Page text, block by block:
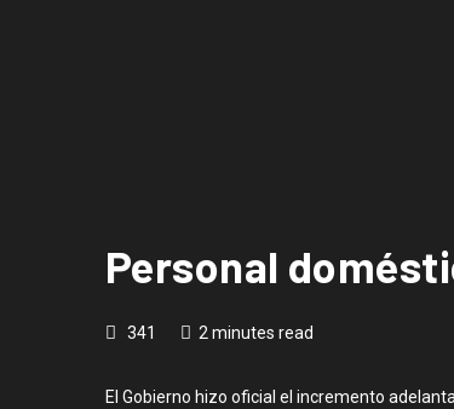
Personal
341 2 minutes read
El Gobierno hizo oficial el incremento